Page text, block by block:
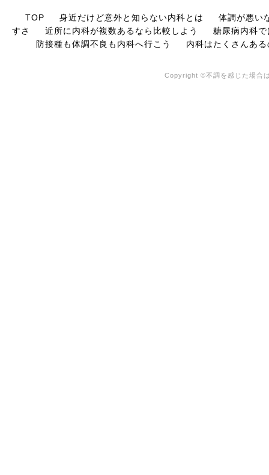
TOP 身近だけど意外と知らない内科とは
体調が悪い
すさ
近所に内科が複数あるなら比較しよう
糖尿病内科
防接種も体調不良も内科へ行こう
内科はたくさんあ
Copyright ©不調を感じた場合